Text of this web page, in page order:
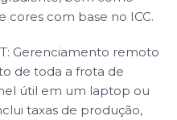
com base no ICC.
Gerenciamento remoto
de toda a frota de
útil em um laptop ou
taxas de produção,